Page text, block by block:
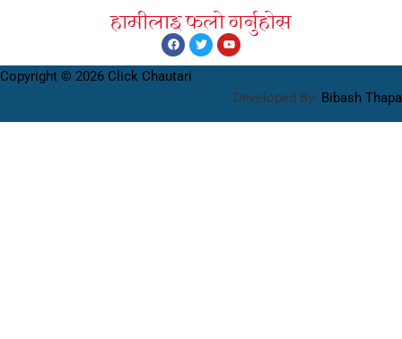
हामीलाइ फलाे गर्नुहाेस
Copyright © 2026 Click Chautari
Developed By: Bibash Thapa